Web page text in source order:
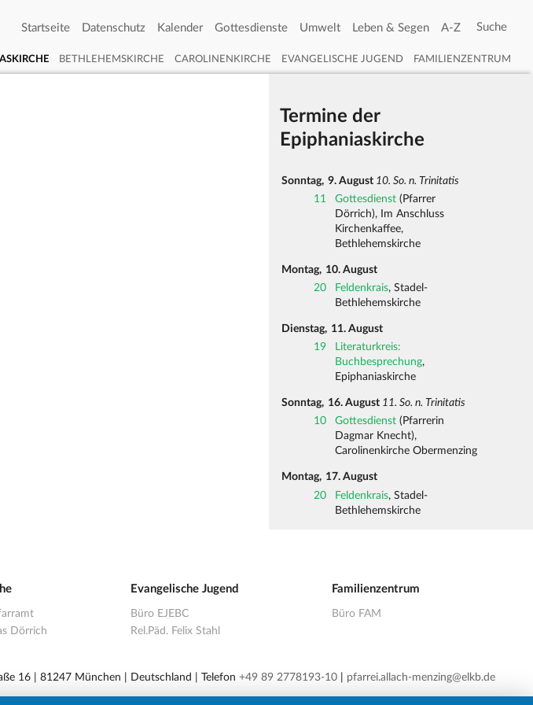
Startseite Datenschutz Kalender Gottesdienste Umwelt Leben & Segen A-Z
BETHLEHEMSKIRCHE CAROLINENKIRCHE EVANGELISCHE JUGEND FAMILIENZENTRUM
Termine der
Epiphaniaskirche
Sonntag, 9. August 10. So. n. Trinitatis
11
Gottesdienst (Pfarrer
Dörrich), Im Anschluss
Kirchenkaffee,
Bethlehemskirche
Montag, 10. August
20
Feldenkrais, Stadel-
Bethlehemskirche
Dienstag, 11. August
19
Literaturkreis:
Buchbesprechung,
Epiphaniaskirche
Sonntag, 16. August 11. So. n. Trinitatis
10
Gottesdienst (Pfarrerin
Dagmar Knecht),
Carolinenkirche Obermenzing
Montag, 17. August
20
Feldenkrais, Stadel-
Bethlehemskirche
Dörrich
Evangelische Jugend
Büro EJEBC
Rel.Päd. Felix Stahl
Familienzentrum
Büro FAM
16 | 81247 München | Deutschland | Telefon +49 89 2778193-10 pfarrei.allach-menzing@elkb.de